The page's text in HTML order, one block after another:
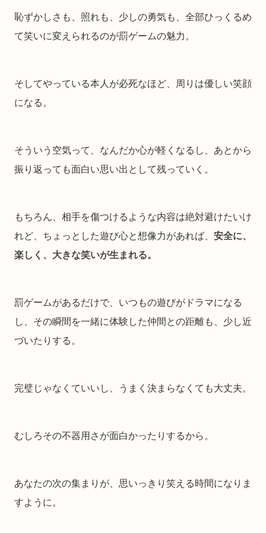
恥ずかしさも、照れも、少しの勇気も、全部ひっくるめ
て笑いに変えられるのが罰ゲームの魅力。
そしてやっている本人が必死なほど、周りは優しい笑顔
になる。
そういう空気って、なんだか心が軽くなるし、あとから
振り返っても面白い思い出として残っていく。
もちろん、相手を傷つけるような内容は絶対避けたいけ
れど、ちょっとした遊び心と想像力があれば、 安全に、
楽しく、大きな笑いが生まれる。
罰ゲームがあるだけで、いつもの遊びがドラマになる
し、その瞬間を一緒に体験した仲間との距離も、少し近
づいたりする。
完璧じゃなくていいし、うまく決まらなくても大丈夫。
むしろその不器用さが面白かったりするから。
あなたの次の集まりが、思いっきり笑える時間になりま
すように。